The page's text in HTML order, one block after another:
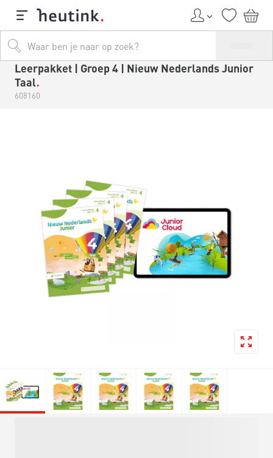
Leerpakket | Groep 4 | Nieuw Nederlands Junior
Taal
608160